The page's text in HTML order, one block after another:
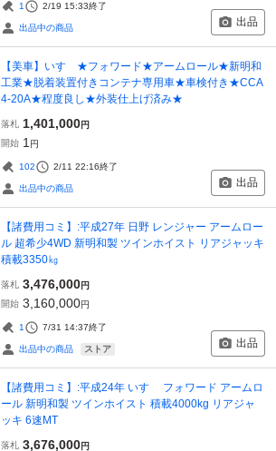
1 2/19 15:33終了
出品中の商品 出品
【美車】いすゞ★フォワード★アームロール★新明和
工業★脱着装置付きコンテナ専用車★車検付き★CCA
4-20A★程度良し★外装仕上げ済み★
落札 1,401,000円
開始 1 円
102 2/11 22:16終了
出品中の商品 出品
【諸費用コミ】:平成27年 日野 レンジャー アームロー
ル 超希少4WD 新明和製 ツインホイスト リアジャッキ
積載3350㎏
落札 3,476,000円
開始 3,160,000円
1 7/31 14:37終了
出品中の商品 ストア 出品
【諸費用コミ】:平成24年 いすゞ フォワード アームロ
ール 新明和製 ツインホイスト 積載4000kg リアジャ
ッキ 6速MT
落札 3,676,000円